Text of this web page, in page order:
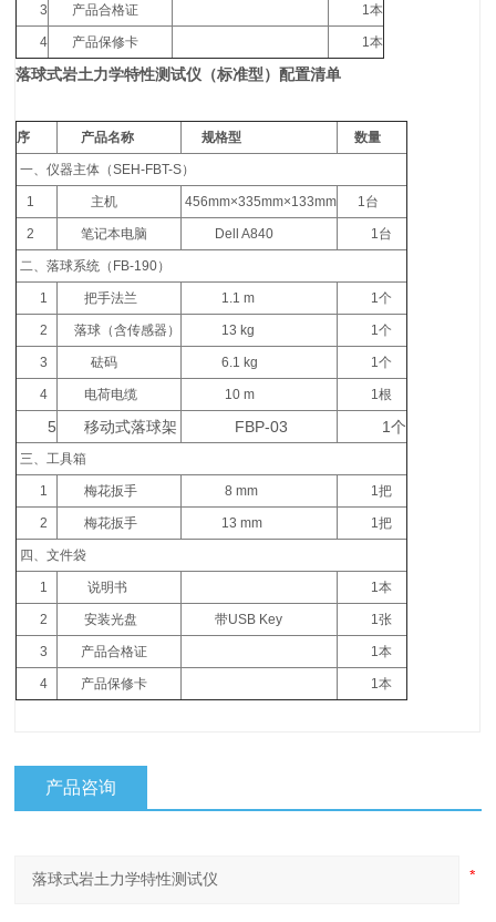
3 产品合格证 1本
4 产品保修卡 1本
落球式岩土力学特性测试仪 （标准型）配置清单
序 产品名称 规格型 数量
一、仪器主体（SEH-FBT-S）
1 主机 456mm×335mm×133mm 1台
2 笔记本电脑 Dell A840 1台
二、落球系统（FB-190）
1 把手法兰 1.1 m 1个
2 落球（含传感器） 13 kg 1个
3 砝码 6.1 kg 1个
4 电荷电缆 10 m 1根
5 移动式落球架 FBP-03 1个
三、工具箱
1 梅花扳手 8 mm 1把
2 梅花扳手 13 mm 1把
四、文件袋
1 说明书 1本
2 安装光盘 带USB Key 1张
3 产品合格证 1本
4 产品保修卡 1本
产品咨询